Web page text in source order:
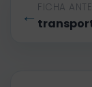
← FICHA